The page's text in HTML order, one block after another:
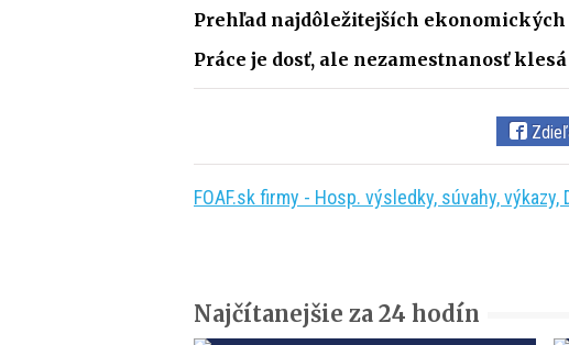
Prehľad najdôležitejších
Práce je dosť, ale nezamestnanosť klesá
FOAF.sk firmy - Hosp. výsledky, súvahy,
Najčítanejšie za 24 hodín